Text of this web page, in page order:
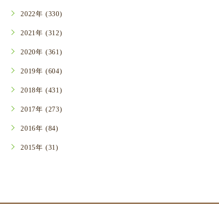
2022年 (330)
2021年 (312)
2020年 (361)
2019年 (604)
2018年 (431)
2017年 (273)
2016年 (84)
2015年 (31)